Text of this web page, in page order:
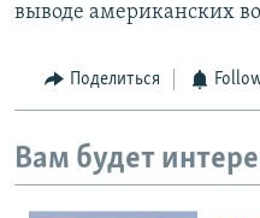
выводе американских
Поделиться
Вам будет